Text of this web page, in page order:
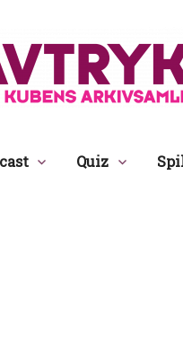
Quiz